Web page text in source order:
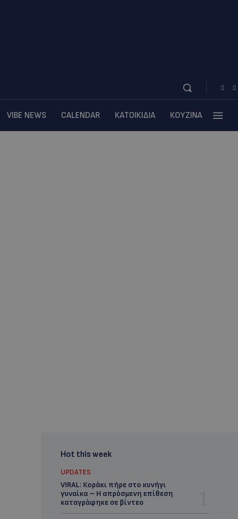
VIBE NEWS CALENDAR ΚΑΤΟΙΚΙΔΙΑ ΚΟΥΖΙΝΑ
Hot this week
UPDATES
VIRAL: Κοράκι πήρε στο κυνήγι
γυναίκα – Η απρόσμενη επίθεση
καταγράφηκε σε βίντεο